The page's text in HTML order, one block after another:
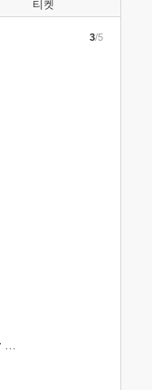
Inner Excellence: Train Your Mind for Extraordinary Performance and the Best Possible Life
3/5
티켓